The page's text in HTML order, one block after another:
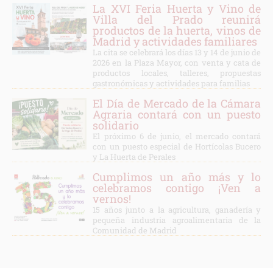
La XVI Feria Huerta y Vino de
Villa del Prado reunirá
productos de la huerta, vinos de
Madrid y actividades familiares
La cita se celebrará los días 13 y 14 de junio de
2026 en la Plaza Mayor, con venta y cata de
productos locales, talleres, propuestas
gastronómicas y actividades para familias
El Día de Mercado de la Cámara
Agraria contará con un puesto
solidario
El próximo 6 de junio, el mercado contará
con un puesto especial de Hortícolas Bucero
y La Huerta de Perales
Cumplimos un año más y lo
celebramos contigo ¡Ven a
vernos!
15 años junto a la agricultura, ganadería y
pequeña industria agroalimentaria de la
Comunidad de Madrid